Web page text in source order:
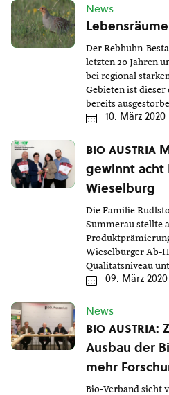
News
Der Rebhuhn-
letzten 20 Jahren
bei regional
Gebieten ist
bereits
10. März 2020
bio austria
gewinnt acht
Wieselburg
Die Familie
Summerau stellte
Wieselburger Ab-
Qualitätsniveau
09. März 2020
News
bio austria:
Ausbau der
mehr
Bio-Verband sieht